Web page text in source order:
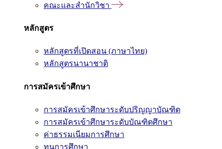
คณะและสำนักวิชา
หลักสูตร
หลักสูตรที่เปิดสอน (ภาษาไทย)
หลักสูตรนานาชาติ
การสมัครเข้าศึกษา
การสมัครเข้าศึกษาระดับปริญญาบัณฑิต
การสมัครเข้าศึกษาระดับบัณฑิตศึกษา
ค่าธรรมเนียมการศึกษา
ทุนการศึกษา